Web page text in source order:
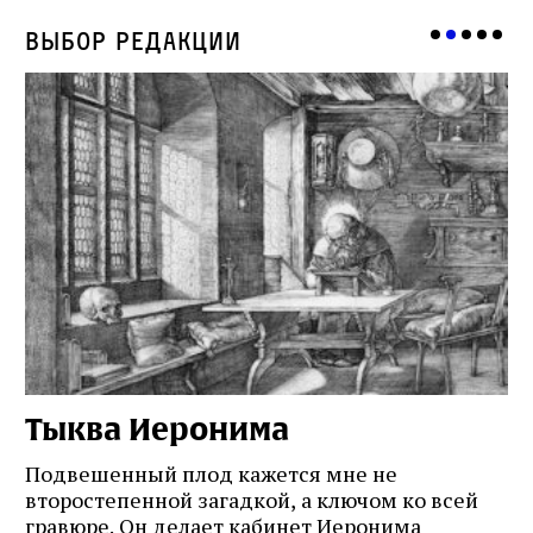
Выбор редакции
Тыква Иеронима
Подвешенный плод кажется мне не
второстепенной загадкой, а ключом ко всей
гравюре. Он делает кабинет Иеронима